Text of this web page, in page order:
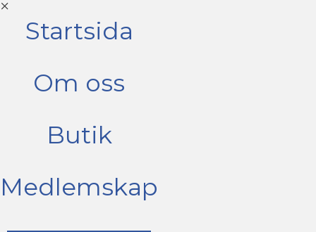
Startsida
Om oss
Butik
Medlemskap